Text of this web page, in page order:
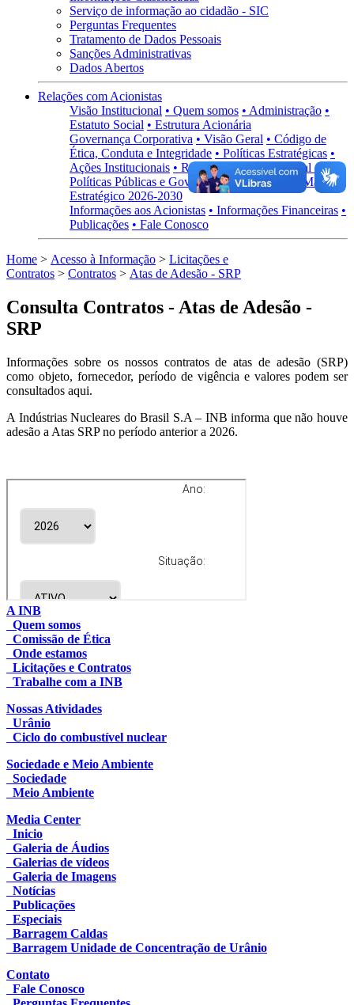
Serviço de informação ao cidadão - SIC
Perguntas Frequentes
Tratamento de Dados Pessoais
Sanções Administrativas
Dados Abertos
Relações com Acionistas
Visão Institucional • Quem somos • Administração •
Estatuto Social • Estrutura Acionária
Governança Corporativa • Visão Geral • Código de
Ética, Conduta e Integridade • Políticas Estratégicas •
Ações Institucionais • Regimentos • Carta Anual de
Políticas Públicas e Governança Corporativa
• Mapa
Estratégico 2026-2030
Informações aos Acionistas • Informações Financeiras •
Publicações • Fale Conosco
Home > Acesso à Informação > Licitações e
Contratos > Contratos > Atas de Adesão - SRP
Consulta Contratos - Atas de Adesão -
SRP
Informações sobre os nossos contratos de atas de adesão (SRP)
como objeto, fornecedor, período de vigência e valores podem ser
consultados aqui.
A Indústrias Nucleares do Brasil S.A – INB informa que não houve
adesão a Atas SRP no período anterior a 2026.
A INB
Quem somos
Comissão de Ética
Onde estamos
Licitações e Contratos
Trabalhe com a INB
Nossas Atividades
Urânio
Ciclo do combustível nuclear
Sociedade e Meio Ambiente
Sociedade
Meio Ambiente
Media Center
Inicio
Galeria de Áudios
Galerias de vídeos
Galeria de Imagens
Notícias
Publicações
Especiais
Barragem Caldas
Barragem Unidade de Concentração de Urânio
Contato
Fale Conosco